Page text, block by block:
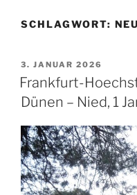
SCHLAGWORT:
VERÖFFENTLICHT
AM
3. JANUAR 2026
Frankfurt-
Dünen – Nied, 1